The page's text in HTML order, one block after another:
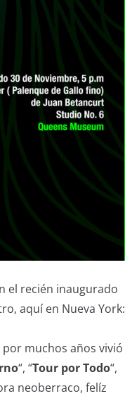
el recién inaugurado
aquí en Nueva York:
muchos años vivió
“, “Tour por Todo“,
neoberraco, felíz